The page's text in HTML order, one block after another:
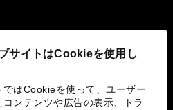
サイトはCookieを使用し
ではCookieを使って、ユーザー
コンテンツや広告の表示、トラ
組み